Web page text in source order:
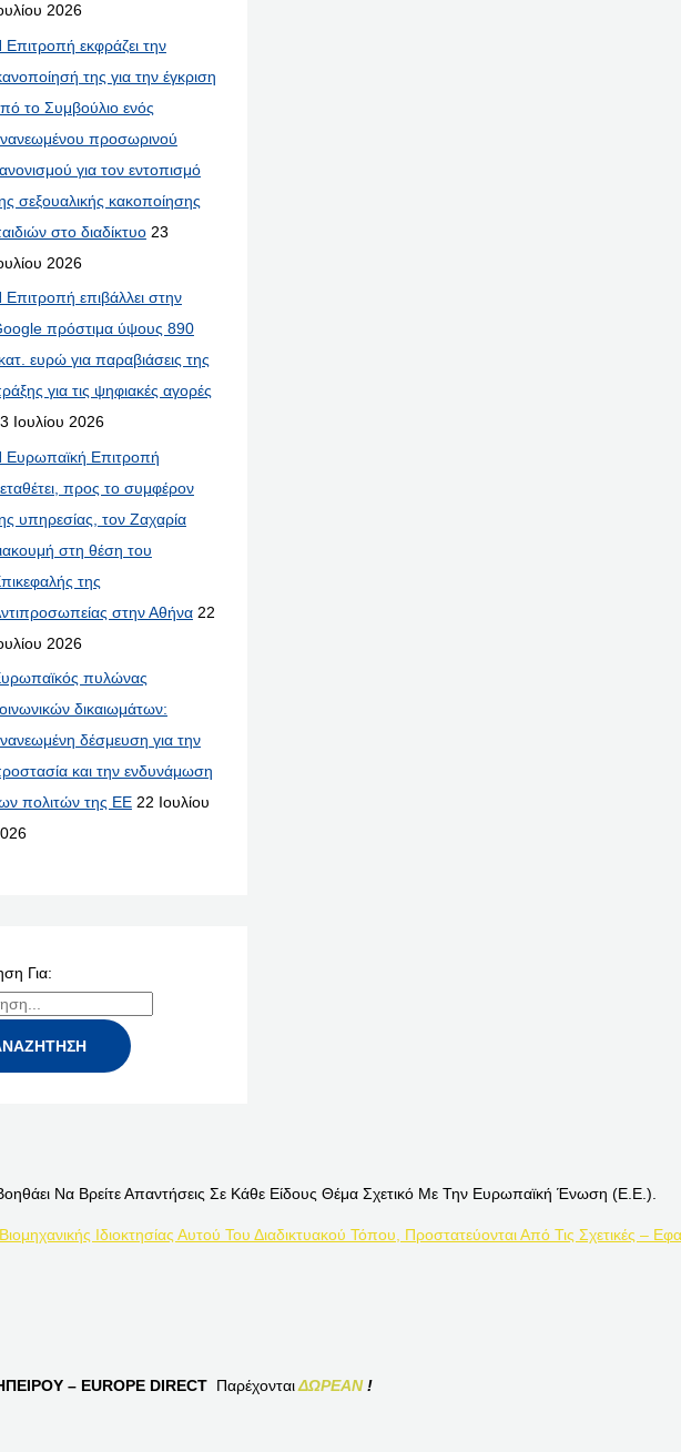
2026
Επιτροπή εκφράζει την
της για την έγκριση
το Συμβούλιο ενός
προσωρινού
για τον εντοπισμό
σεξουαλικής κακοποίησης
στο διαδίκτυο 23
2026
Επιτροπή επιβάλλει στην
πρόστιμα ύψους 890
ευρώ για παραβιάσεις της
για τις ψηφιακές αγορές
Ιουλίου 2026
Ευρωπαϊκή Επιτροπή
προς το συμφέρον
υπηρεσίας, τον Ζαχαρία
στη θέση του
της
στην Αθήνα 22
2026
πυλώνας
δικαιωμάτων:
δέσμευση για την
και την ενδυνάμωση
πολιτών της ΕΕ 22 Ιουλίου
Για:
Να Βρείτε Απαντήσεις Σε Κάθε Είδους Θέμα Σχετικό Με Την Ευρωπαϊκή Ένωση (Ε.Ε.).
Ιδιοκτησίας Αυτού Του Διαδικτυακού Τόπου, Προστατεύονται Από Τις Σχετικές –
– EUROPE DIRECT ΠαρέχονταιΔΩΡΕΑΝ!